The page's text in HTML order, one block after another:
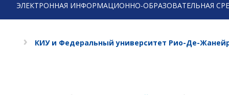
ЭЛЕКТРОННАЯ ИНФОРМАЦИОННО-ОБРАЗОВАТЕЛЬНАЯ
КИУ и Федеральный университет Рио-Де-